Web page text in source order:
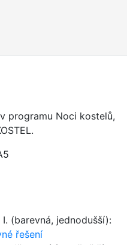
programu Noci kostelů,
(barevná, jednodušší):
řešení